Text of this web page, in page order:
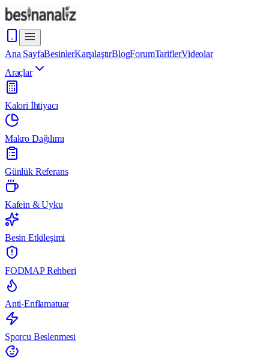
Ana SayfaBesinlerKarşılaştırBlogForumTariflerVideolar
Araçlar
Kalori İhtiyacı
Makro Dağılımı
Günlük Referans
Kafein & Uyku
Besin Etkileşimi
FODMAP Rehberi
Anti-Enflamatuar
Sporcu Beslenmesi